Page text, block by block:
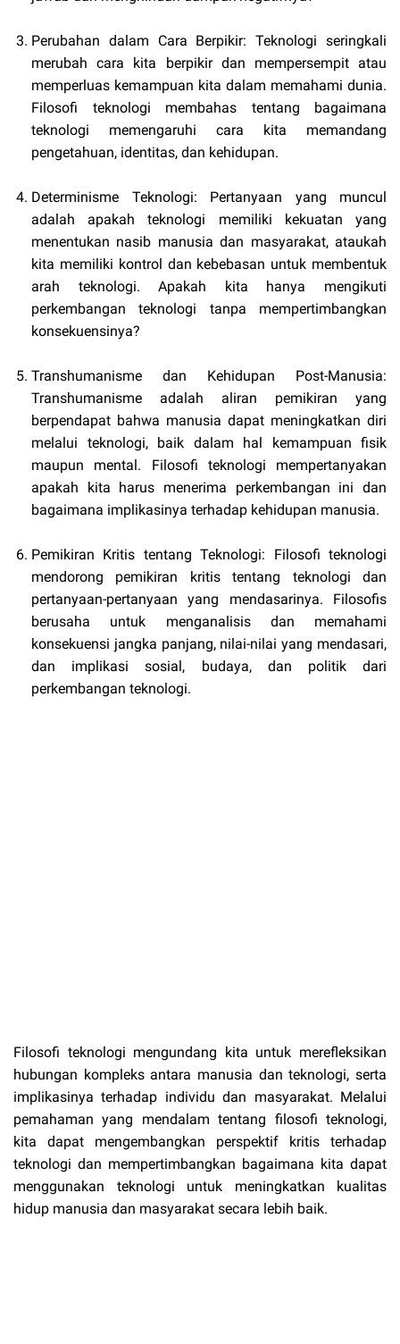
Perubahan dalam Cara Berpikir: Teknologi seringkali
merubah cara kita berpikir dan mempersempit atau
memperluas kemampuan kita dalam memahami dunia.
Filosofi teknologi membahas tentang bagaimana
teknologi memengaruhi cara kita memandang
pengetahuan, identitas, dan kehidupan.
Determinisme Teknologi: Pertanyaan yang muncul
adalah apakah teknologi memiliki kekuatan yang
menentukan nasib manusia dan masyarakat, ataukah
kita memiliki kontrol dan kebebasan untuk membentuk
arah teknologi. Apakah kita hanya mengikuti
perkembangan teknologi tanpa mempertimbangkan
konsekuensinya?
Transhumanisme dan Kehidupan Post-Manusia:
Transhumanisme adalah aliran pemikiran yang
berpendapat bahwa manusia dapat meningkatkan diri
melalui teknologi, baik dalam hal kemampuan fisik
maupun mental. Filosofi teknologi mempertanyakan
apakah kita harus menerima perkembangan ini dan
bagaimana implikasinya terhadap kehidupan manusia.
Pemikiran Kritis tentang Teknologi: Filosofi teknologi
mendorong pemikiran kritis tentang teknologi dan
pertanyaan-pertanyaan yang mendasarinya. Filosofis
berusaha untuk menganalisis dan memahami
konsekuensi jangka panjang, nilai-nilai yang mendasari,
dan implikasi sosial, budaya, dan politik dari
perkembangan teknologi.
Filosofi teknologi mengundang kita untuk merefleksikan
hubungan kompleks antara manusia dan teknologi, serta
implikasinya terhadap individu dan masyarakat. Melalui
pemahaman yang mendalam tentang filosofi teknologi,
kita dapat mengembangkan perspektif kritis terhadap
teknologi dan mempertimbangkan bagaimana kita dapat
menggunakan teknologi untuk meningkatkan kualitas
hidup manusia dan masyarakat secara lebih baik.